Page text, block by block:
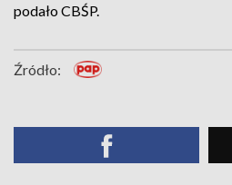
podało CBŚP.
Źródło: